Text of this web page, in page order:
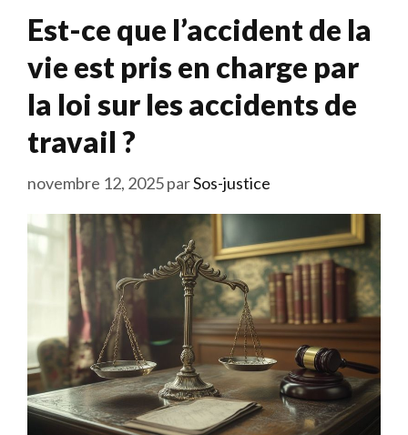
Est-ce que l’accident de la
vie est pris en charge par
la loi sur les accidents de
travail ?
novembre 12, 2025parSos-justice